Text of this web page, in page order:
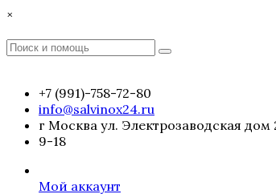
Перейти
содержимому
×
Поиск
Поиск
+7 (991)-758-72-80
info@salvinox24.ru
г Москва ул. Электрозаводская дом
9-18
Мой аккаунт